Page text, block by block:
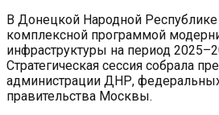
В Донецкой Народной Республике
комплексной программой
инфраструктуры на период
Стратегическая сессия собрала
администрации ДНР,
правительства Москвы.